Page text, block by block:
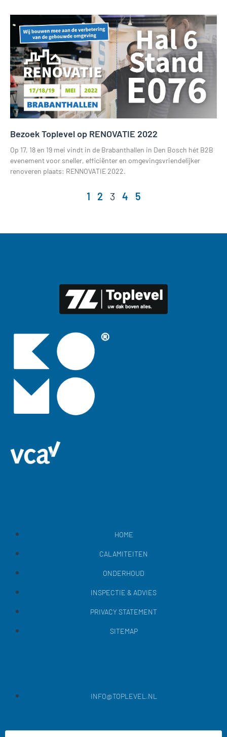
Bezoek Toplevel op RENOVATIE 2022
Op 17, 18 en 19 mei vindt in de Brabanthallen in Den Bosch hét B2B
evenement voor sneller, efficiënter en omgevingsvriendelijker
renoveren plaats: RENNOVATIE 2022.
1 2 3 4 5
HOME
CALAMITEITEN
ONDERHOUD
INSPECTIE & ADVIES
PRIVACY STATEMENT
SITEMAP
INFO@TOPLEVEL.NL